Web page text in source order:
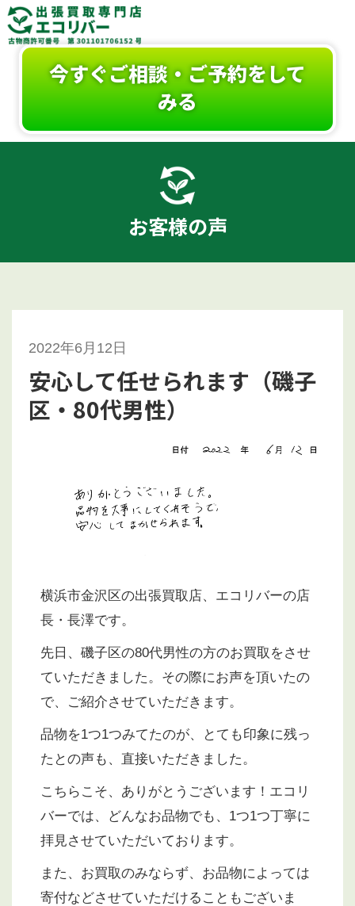
今すぐご相談・ご予約をして
みる
お客様の声
2022年6月12日
安心して任せられます（磯子
区・80代男性）
横浜市金沢区の出張買取店、エコリバーの店
長・長澤です。
先日、磯子区の80代男性の方のお買取をさせ
ていただきました。その際にお声を頂いたの
で、ご紹介させていただきます。
品物を1つ1つみてたのが、とても印象に残っ
たとの声も、直接いただきました。
こちらこそ、ありがとうございます！エコリ
バーでは、どんなお品物でも、1つ1つ丁寧に
拝見させていただいております。
また、お買取のみならず、お品物によっては
寄付などさせていただけることもございま